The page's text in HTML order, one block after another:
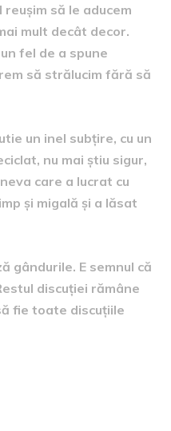
să le aducem
mult decât decor.
fel de a spune
să strălucim fără să
un inel subțire, cu un
nu mai știu sigur,
care a lucrat cu
și migală și a lăsat
gândurile. E semnul că
discuției rămâne
fie toate discuțiile